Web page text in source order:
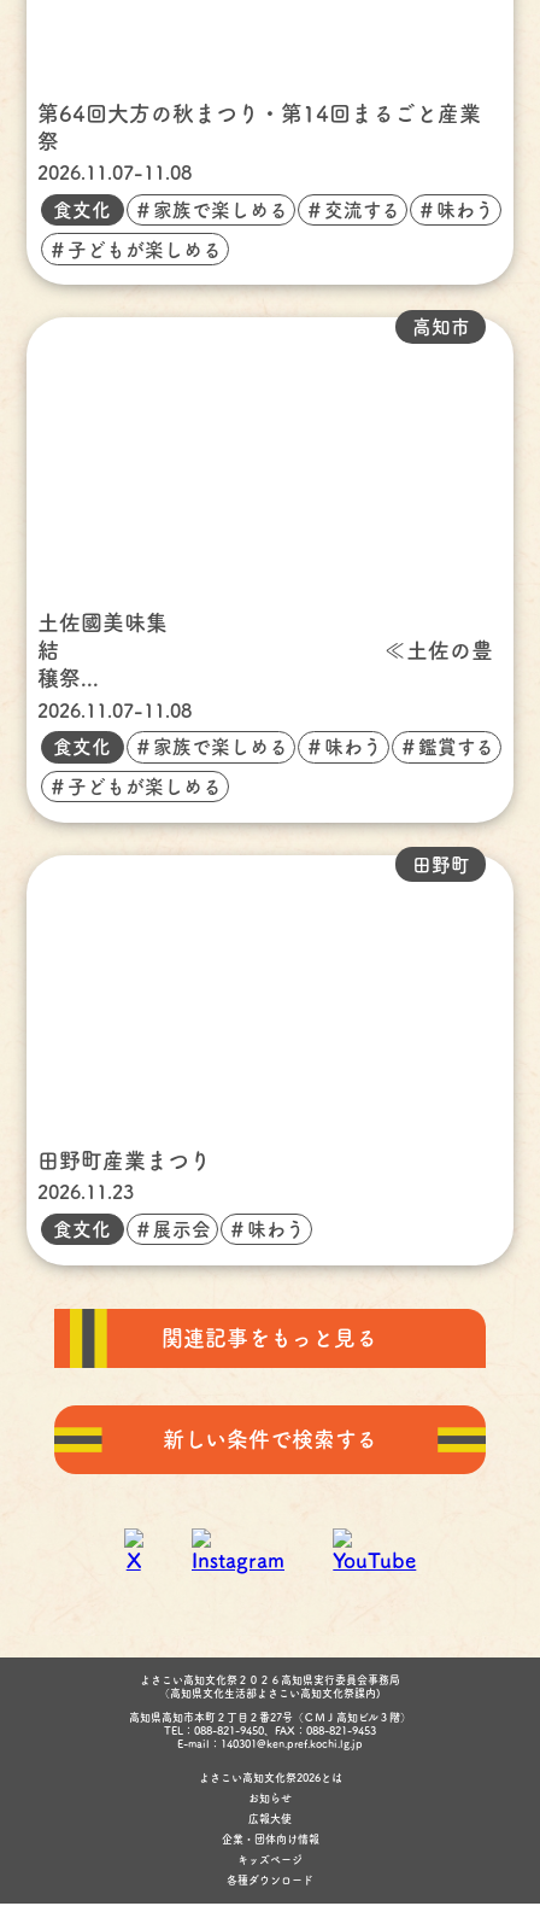
第64回大方の秋まつり・第14回まるごと産業
祭
2026.11.07-11.08
食文化 ＃家族で楽しめる ＃交流する ＃味わう
＃子どもが楽しめる
土佐國美味集
結 ≪土佐の豊
穣祭...
2026.11.07-11.08
高知市
食文化 ＃家族で楽しめる ＃味わう ＃鑑賞する
＃子どもが楽しめる
田野町産業まつり
2026.11.23
田野町
食文化 ＃展示会 ＃味わう
関連記事をもっと見る
新しい条件で検索する
よさこい高知文化祭２０２６高知県実行委員会事務局
（高知県文化生活部よさこい高知文化祭課内)
高知県高知市本町２丁目２番27号（ＣＭＪ高知ビル３階）
TEL：088-821-9450、FAX：088-821-9453
E-mail：140301@ken.pref.kochi.lg.jp
よさこい高知文化祭2026とは
お知らせ
広報大使
企業・団体向け情報
キッズページ
各種ダウンロード